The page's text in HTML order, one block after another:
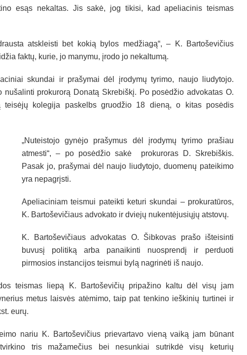
esąs nekaltas. Jis sakė, jog tikisi, kad apeliacinis teismas
atskleisti bet kokią bylos medžiagą“, – K. Bartoševičius
faktų, kurie, jo manymu, įrodo jo nekaltumą.
skundai ir prašymai dėl įrodymų tyrimo, naujo liudytojo.
prokurorą Donatą Skrebiškį. Po posėdžio advokatas O.
teisėjų kolegija paskelbs gruodžio 18 dieną, o kitas posėdis
„Nuteistojo gynėjo prašymus dėl įrodymų tyrimo prašiau
atmesti“, – po posėdžio sakė prokuroras D. Skrebiškis.
Pasak jo, prašymai dėl naujo liudytojo, duomenų pateikimo
yra nepagrįsti.
Apeliaciniam teismui pateikti keturi skundai – prokuratūros,
K. Bartoševičiaus advokato ir dviejų nukentėjusiųjų atstovų.
K. Bartoševičiaus advokatas O. Šibkovas prašo išteisinti
buvusį politiką arba panaikinti nuosprendį ir perduoti
pirmosios instancijos teismui bylą nagrinėti iš naujo.
teismas liepą K. Bartoševičių pripažino kaltu dėl visų jam
metus laisvės atėmimo, taip pat tenkino ieškinių turtinei ir
eurų.
nariu K. Bartoševičius prievartavo vieną vaiką jam būnant
tris mažamečius bei nesunkiai sutrikdė visų keturių